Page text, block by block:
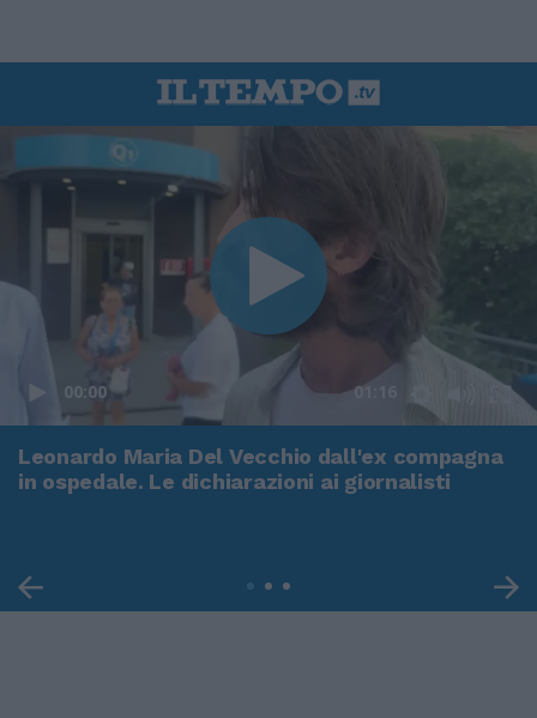
00:00 01:16
Leonardo Maria Del Vecchio dall'ex compagna
in ospedale. Le dichiarazioni ai giornalisti